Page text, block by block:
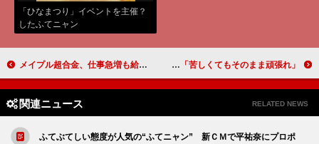
「ひなまつり」イベントを主催？
したふてニャン
メイプル超合金、仕事急増も給料は… 「今月は５万円。まだ入ってこない」 北川景子、新婚生活について聞かれ照れ笑い ２０歳の自分には「苦しくてもそのまま頑張れ」
関連ニュース RELATED NEWS
ふてぶてしい態度が人気の“ふてニャン” 新ＣＭで平祐奈にプロポ